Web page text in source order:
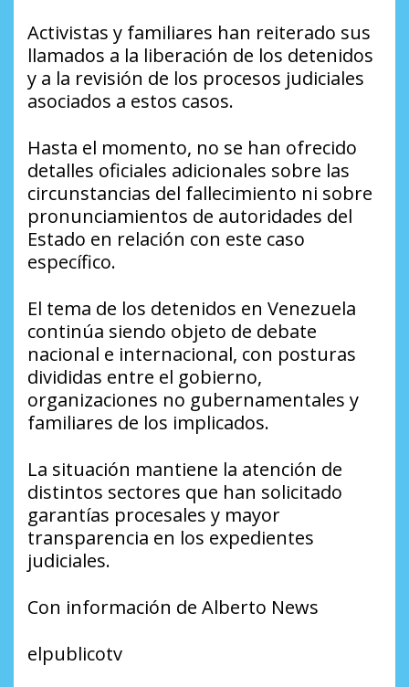
Activistas y familiares han reiterado sus
llamados a la liberación de los detenidos
y a la revisión de los procesos judiciales
asociados a estos casos.
Hasta el momento, no se han ofrecido
detalles oficiales adicionales sobre las
circunstancias del fallecimiento ni sobre
pronunciamientos de autoridades del
Estado en relación con este caso
específico.
El tema de los detenidos en Venezuela
continúa siendo objeto de debate
nacional e internacional, con posturas
divididas entre el gobierno,
organizaciones no gubernamentales y
familiares de los implicados.
La situación mantiene la atención de
distintos sectores que han solicitado
garantías procesales y mayor
transparencia en los expedientes
judiciales.
Con información de Alberto News
elpublicotv